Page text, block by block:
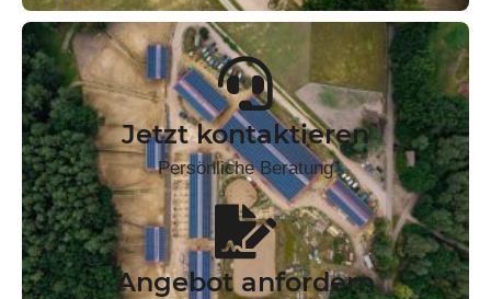
Jetzt kontaktieren
Persönliche Beratung
Angebot anfordern